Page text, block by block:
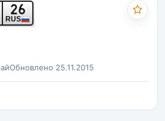
26
RUS
Обновлено 25.11.2015